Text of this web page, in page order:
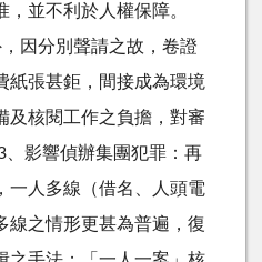
並不利於人權保障。
因分別聲請之故，卷證
紙張甚鉅，間接成為環境
及核閱工作之負擔，對審
影響偵辦集團犯罪：再
一人多線（借名、人頭電
線之情形更甚為普遍，復